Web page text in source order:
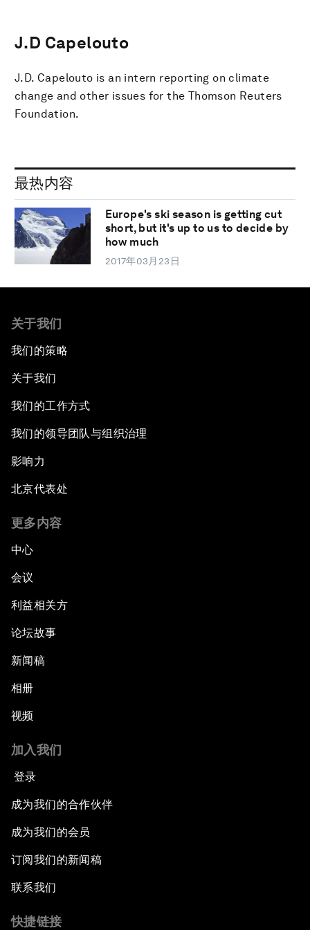
J.D Capelouto
J.D. Capelouto is an intern reporting on climate
change and other issues for the Thomson Reuters
Foundation.
最热内容
Europe's ski season is getting cut
short, but it's up to us to decide by
how much
2017年03月23日
关于我们
我们的策略
关于我们
我们的工作方式
我们的领导团队与组织治理
影响力
北京代表处
更多内容
中心
会议
利益相关方
论坛故事
新闻稿
相册
视频
加入我们
登录
成为我们的合作伙伴
成为我们的会员
订阅我们的新闻稿
联系我们
快捷链接